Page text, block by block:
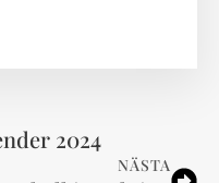
2024
NÄSTA